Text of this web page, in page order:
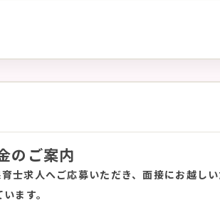
のご案内
士求人へご応募いただき、面接にお越し
ます。